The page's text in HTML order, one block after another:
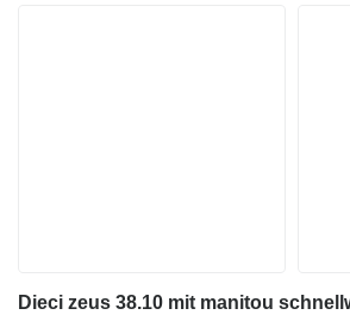
Dieci zeus 38.10 mit manitou